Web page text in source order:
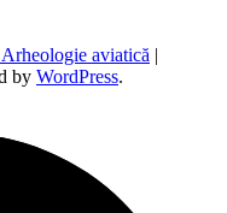
aviatică |
by WordPress.